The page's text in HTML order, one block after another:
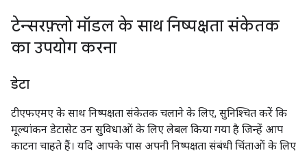
टेन्सरफ़्लो मॉडल के साथ निष्पक्षता संकेतक
का उपयोग करना
डेटा
टीएफएमए के साथ निष्पक्षता संकेतक चलाने के लिए, सुनिश्चित करें कि
मूल्यांकन डेटासेट उन सुविधाओं के लिए लेबल किया गया है जिन्हें आप
काटना चाहते हैं। यदि आपके पास अपनी निष्पक्षता संबंधी चिंताओं के लिए